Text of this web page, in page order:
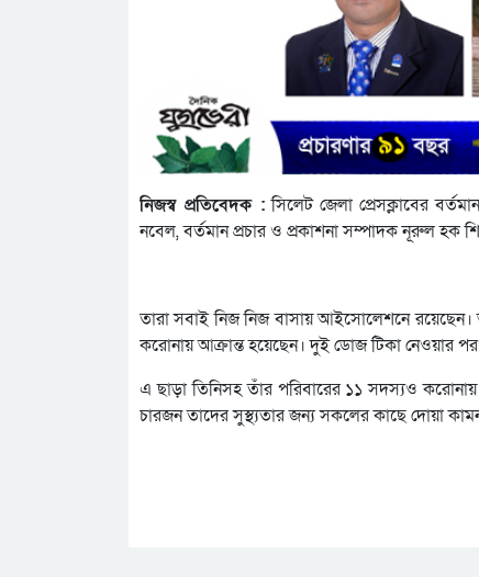
নিজস্ব প্রতিবেদক :সিলেট জেলা প্রেসক্লাবের
নবেল, বর্তমান প্রচার ও প্রকাশনা সম্পাদক নূরুল হক
তারা সবাই নিজ নিজ বাসায় আইসোলেশনে
করোনায় আক্রান্ত হয়েছেন। দুই ডোজ টিকা নেওয়ার
এ ছাড়া তিনিসহ তাঁর পরিবারের ১১ সদস্যও
চারজন তাদের সুস্থ্যতার জন্য সকলের কাছে দোয়া